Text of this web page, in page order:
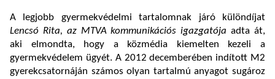
A legjobb gyermekvédelmi tartalomnak járó különdíjat
Lencsó Rita, az MTVA kommunikációs igazgatója adta át,
aki elmondta, hogy a közmédia kiemelten kezeli a
gyermekvédelem ügyét. A 2012 decemberében indított M2
gyerekcsatornáján számos olyan tartalmú anyagot sugároz